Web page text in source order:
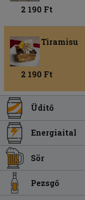
2 190 Ft
Tiramisu
2 190 Ft
Üdítő
Energiaital
Sör
Pezsgő